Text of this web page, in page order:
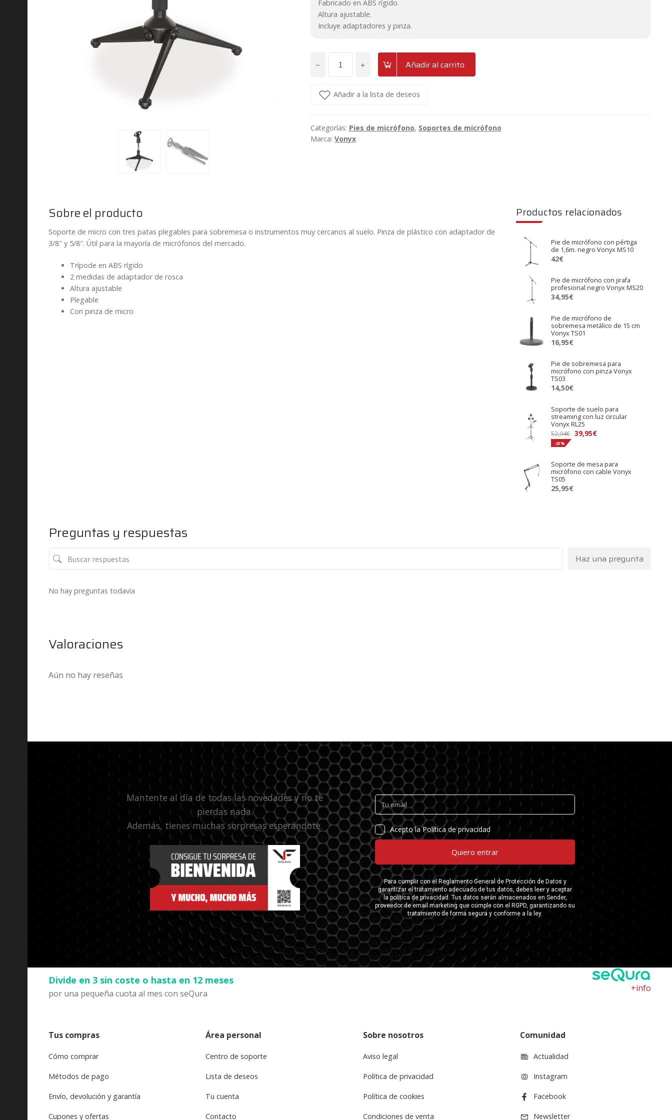
Fabricado en ABS rígido.
Altura ajustable.
Incluye adaptadores y pinza.
−
Soporte
micrófono
sobremesa
Vonyx
+ Añadir al carrito
Añadir a la lista de deseos
Categorías: Pies de micrófono, Soportes de micrófono
Marca: Vonyx
Sobre el producto
Soporte de micro con tres patas plegables para sobremesa o instrumentos muy cercanos al suelo. Pinza de plástico con adaptador de
3/8″ y 5/8″. Útil para la mayoría de micrófonos del mercado.
Trípode en ABS rígido
2 medidas de adaptador de rosca
Altura ajustable
Plegable
Con pinza de micro
Productos relacionados
Pie de micrófono con pértiga
de 1,6m. negro Vonyx MS10
42€
Pie de micrófono con jirafa
profesional negro Vonyx MS20
34,95€
Pie de micrófono de
sobremesa metálico de 15 cm
Vonyx TS01
16,95€
Pie de sobremesa para
micrófono con pinza Vonyx
TS03
14,50€
Soporte de suelo para
streaming con luz circular
Vonyx RL25
52,94€ El
era:
52,94€.
39,95€El
es:
39,95€.
-25%
Soporte de mesa para
micrófono con cable Vonyx
TS05
25,95€
Preguntas y respuestas
Haz una pregunta
No hay preguntas todavía
Valoraciones
Aún no hay reseñas
Mantente al día de todas las novedades y no te
pierdas nada.
Además, tienes muchas sorpresas esperándote.
Divide en 3 sin coste o hasta en 12 meses
por una pequeña cuota al mes con seQura
+info
Tus compras
Cómo comprar
Métodos de pago
Envío, devolución y garantía
Cupones y ofertas
Área personal
Centro de soporte
Lista de deseos
Tu cuenta
Contacto
Sobre nosotros
Aviso legal
Política de privacidad
Política de cookies
Condiciones de venta
Comunidad
Actualidad
Instagram
Facebook
Newsletter